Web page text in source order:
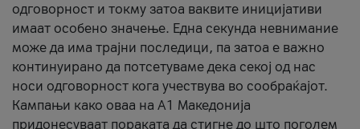
одговорност и токму затоа ваквите иницијативи
имаат особено значење. Една секунда невнимание
може да има трајни последици, па затоа е важно
континуирано да потсетуваме дека секој од нас
носи одговорност кога учествува во сообраќајот.
Кампањи како оваа на A1 Македонија
придонесуваат пораката да стигне до што поголем